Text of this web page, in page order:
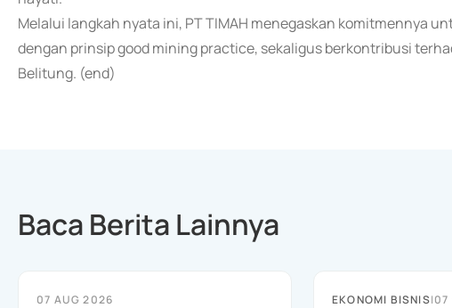
Melalui langkah nyata ini, PT TIMAH menegaskan komitmennya
dengan prinsip good mining practice, sekaligus berkontribusi
Belitung. (end)
Baca Berita Lainnya
07 AUG 2026 EKONOMI BISNIS|07